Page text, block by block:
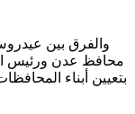
والفرق بين
محافظ عدن ورئيس
بتعيين أبناء